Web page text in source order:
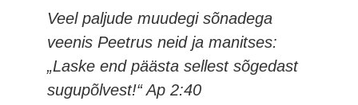
Veel paljude muudegi sõnadega
veenis Peetrus neid ja manitses:
„Laske end päästa sellest sõgedast
sugupõlvest!“ Ap 2:40